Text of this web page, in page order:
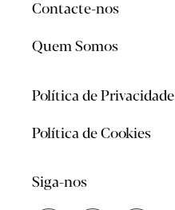
Contacte-nos
Quem Somos
Política de Privacidade
Política de Cookies
Siga-nos